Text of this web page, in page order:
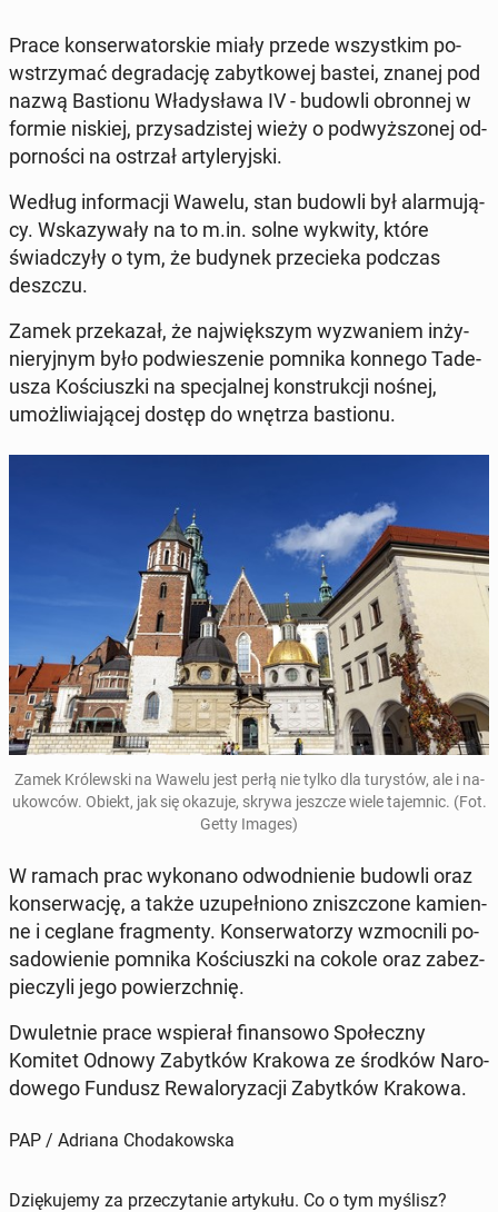
Prace kon­ser­wa­tor­skie miały przede wszyst­kim po­
wstrzy­mać de­gra­da­cję za­byt­ko­wej bastei, znanej pod
nazwą Ba­stio­nu Wła­dy­sła­wa IV - budowli obron­nej w
formie niskiej, przy­sa­dzi­stej wieży o pod­wyż­szo­nej od­
por­no­ści na ostrzał ar­ty­le­ryj­ski.
Według in­for­ma­cji Wawelu, stan budowli był alar­mu­ją­
cy. Wska­zy­wa­ły na to m.in. solne wykwity, które
świad­czy­ły o tym, że budynek prze­cie­ka podczas
deszczu.
Zamek prze­ka­zał, że naj­więk­szym wy­zwa­niem in­ży­
nie­ryj­nym było pod­wie­sze­nie pomnika konnego Ta­de­
usza Ko­ściusz­ki na spe­cjal­nej kon­struk­cji nośnej,
umoż­li­wia­ją­cej dostęp do wnętrza ba­stio­nu.
Zamek Kró­lew­ski na Wawelu jest perłą nie tylko dla tu­ry­stów, ale i na­
ukow­ców. Obiekt, jak się okazuje, skrywa jeszcze wiele ta­jem­nic. (Fot.
Getty Images)
W ramach prac wy­ko­na­no od­wod­nie­nie budowli oraz
kon­ser­wa­cję, a także uzu­peł­nio­no znisz­czo­ne ka­mien­
ne i ceglane frag­men­ty. Kon­ser­wa­to­rzy wzmoc­ni­li po­
sa­do­wie­nie pomnika Ko­ściusz­ki na cokole oraz za­bez­
pie­czy­li jego po­wierzch­nię.
Dwu­let­nie prace wspie­rał fi­nan­so­wo Spo­łecz­ny
Komitet Odnowy Za­byt­ków Krakowa ze środków Na­ro­
do­we­go Fundusz Re­wa­lo­ry­za­cji Za­byt­ków Krakowa.
PAP / Adriana Chodakowska
Dziękujemy za przeczytanie artykułu. Co o tym myślisz?